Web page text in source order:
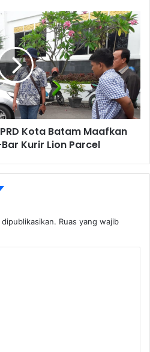
Kota Batam Maafkan
Kurir Lion Parcel
Ruas yang wajib